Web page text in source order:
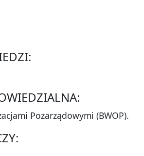
Pozarządowymi (BWOP).